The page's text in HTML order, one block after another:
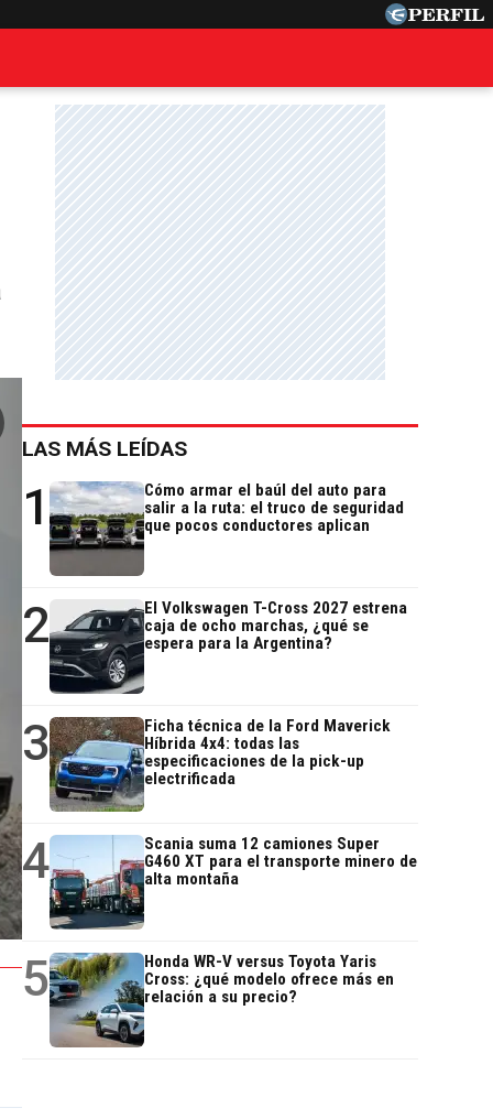
LAS MÁS LEÍDAS
1
Cómo armar el baúl del auto para
salir a la ruta: el truco de seguridad
que pocos conductores aplican
2
El Volkswagen T-Cross 2027 estrena
caja de ocho marchas, ¿qué se
espera para la Argentina?
3
Ficha técnica de la Ford Maverick
Híbrida 4x4: todas las
especificaciones de la pick-up
electrificada
4
Scania suma 12 camiones Super
G460 XT para el transporte minero de
alta montaña
5
Honda WR-V versus Toyota Yaris
Cross: ¿qué modelo ofrece más en
relación a su precio?